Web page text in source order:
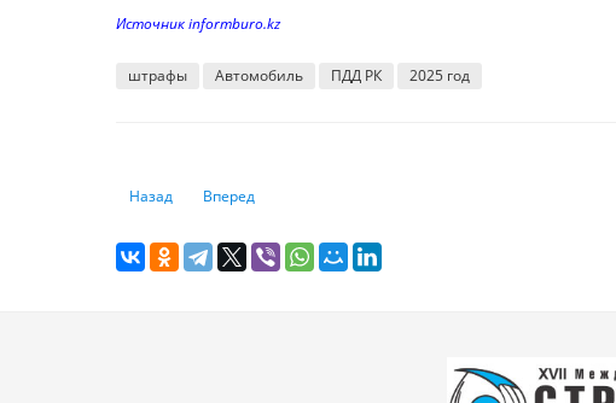
Источник informburo.kz
штрафы Автомобиль ПДД РК 2025 год
Предыдущий: Храните квитанции годами: налоговики Казахстана
Назад Следующий: Можно ли защититься от мошенников при
Вперед